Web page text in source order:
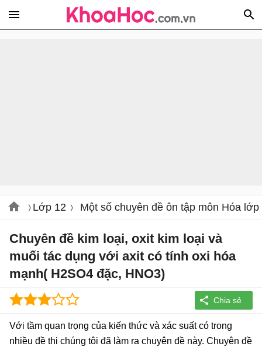
Lớp 12 Một số chuyên đề ôn tập môn Hóa lớp
Chuyên đề kim loại, oxit kim loại và
muối tác dụng với axit có tính oxi hóa
mạnh( H2SO4 đặc, HNO3)
Với tầm quan trọng của kiến thức và xác suất có trong
nhiều đề thi chúng tôi đã làm ra chuyên đề này. Chuyên đề